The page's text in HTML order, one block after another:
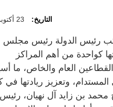
التاريخ: 23 أكتوبر 2024
رئيس الدولة رئيس مجلس
كواحدة من أهم المراكز
العام والخاص، ما
المستدام، وتعزيز ريادتها في
محمد بن زايد آل نهيان، رئيس